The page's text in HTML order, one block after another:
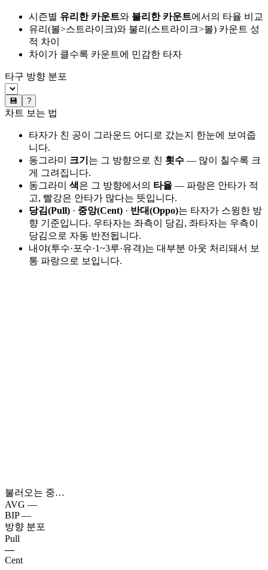
시즌별 유리한 카운트와 불리한 카운트에서의 타율 비교
유리(볼>스트라이크)와 불리(스트라이크>볼) 카운트 성
적 차이
차이가 클수록 카운트에 민감한 타자
타구 방향 분포
💾 ?
차트 보는 법
타자가 친 공이 그라운드 어디로 갔는지 한눈에 보여줍
니다.
동그라미 크기 는 그 방향으로 친 횟수 — 많이 칠수록 크
게 그려집니다.
동그라미 색은 그 방향에서의 타율 — 파랑은 안타가 적
고, 빨강은 안타가 많다는 뜻입니다.
당김(Pull) · 중앙(Cent) · 반대(Oppo)는 타자가 스윙한 방
향 기준입니다. 우타자는 좌측이 당김, 좌타자는 우측이
당김으로 자동 반전됩니다.
내야(투수·포수·1~3루·유격)는 대부분 아웃 처리돼서 보
통 파랑으로 보입니다.
불러오는 중…
AVG —
BIP —
방향 분포
Pull
—
Cent